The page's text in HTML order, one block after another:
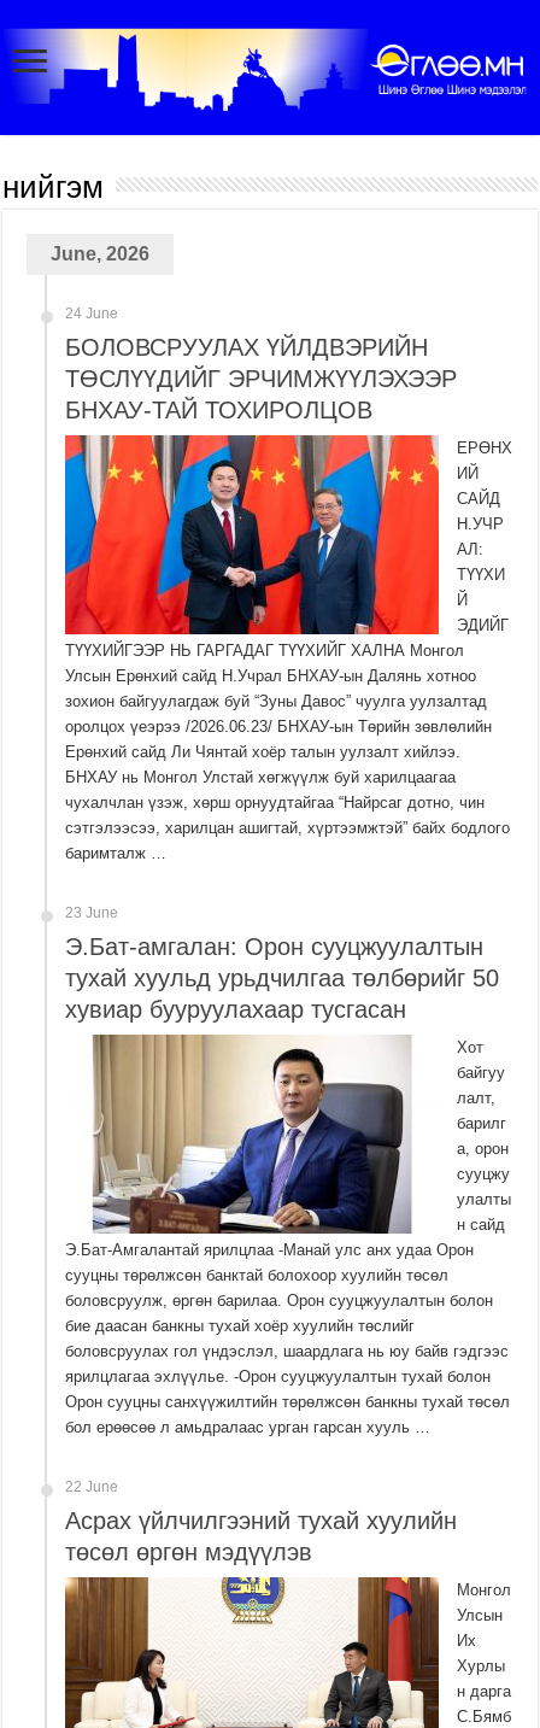
нийгэм
June, 2026
24 June
БОЛОВСРУУЛАХ ҮЙЛДВЭРИЙН
ТӨСЛҮҮДИЙГ ЭРЧИМЖҮҮЛЭХЭЭР
БНХАУ-ТАЙ ТОХИРОЛЦОВ
ЕРӨНХ
ИЙ
САЙД
Н.УЧР
АЛ:
ТҮҮХИ
Й
ЭДИЙГ
ТҮҮХИЙГЭЭР НЬ ГАРГАДАГ ТҮҮХИЙГ ХАЛНА Монгол
Улсын Ерөнхий сайд Н.Учрал БНХАУ-ын Далянь хотноо
зохион байгуулагдаж буй “Зуны Давос” чуулга уулзалтад
оролцох үеэрээ /2026.06.23/ БНХАУ-ын Төрийн зөвлөлийн
Ерөнхий сайд Ли Чянтай хоёр талын уулзалт хийлээ.
БНХАУ нь Монгол Улстай хөгжүүлж буй харилцаагаа
чухалчлан үзэж, хөрш орнуудтайгаа “Найрсаг дотно, чин
сэтгэлээсээ, харилцан ашигтай, хүртээмжтэй” байх бодлого
баримталж …
23 June
Э.Бат-амгалан: Орон сууцжуулалтын
тухай хуульд урьдчилгаа төлбөрийг 50
хувиар бууруулахаар тусгасан
Хот
байгуу
лалт,
барилг
а, орон
сууцжу
улалты
н сайд
Э.Бат-Амгалантай ярилцлаа -Манай улс анх удаа Орон
сууцны төрөлжсөн банктай болохоор хуулийн төсөл
боловсруулж, өргөн барилаа. Орон сууцжуулалтын болон
бие даасан банкны тухай хоёр хуулийн төслийг
боловсруулах гол үндэслэл, шаардлага нь юу байв гэдгээс
ярилцлагаа эхлүүлье. -Орон сууцжуулалтын тухай болон
Орон сууцны санхүүжилтийн төрөлжсөн банкны тухай төсөл
бол ерөөсөө л амьдралаас урган гарсан хууль …
22 June
Асрах үйлчилгээний тухай хуулийн
төсөл өргөн мэдүүлэв
Монгол
Улсын
Их
Хурлы
н дарга
С.Бямб